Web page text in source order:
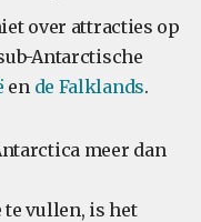
over attracties op
Antarctische
en de Falklands.
meer dan
vullen, is het